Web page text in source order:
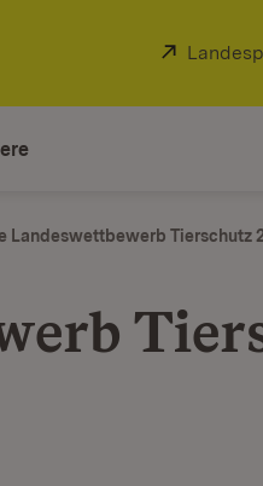
Extern:
Landeswettbewerb Tierschutz